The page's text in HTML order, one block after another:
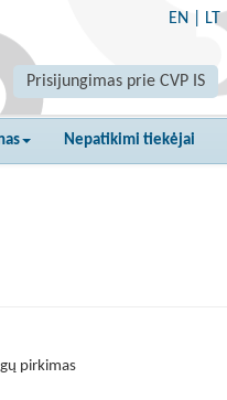
EN LT
Prisijungimas prie CVP IS
Nepatikimi tiekėjai
pirkimas